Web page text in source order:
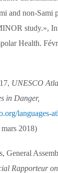
and non-Sami
study.»,
Health.
UNESCO
in Danger,
languages-
2018)
General
Rapporteur